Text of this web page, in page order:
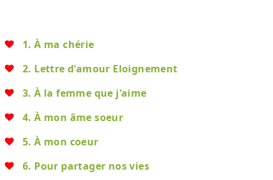
1. À ma chérie
2. Lettre d'amour Eloignement
3. À la femme que j'aime
4. À mon âme soeur
5. À mon coeur
6. Pour partager nos vies